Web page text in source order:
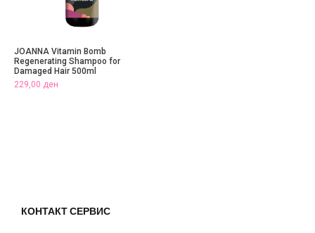
JOANNA Vitamin Bomb
Regenerating Shampoo for
Damaged Hair 500ml
229,00 ден
КОНТАКТ СЕРВИС